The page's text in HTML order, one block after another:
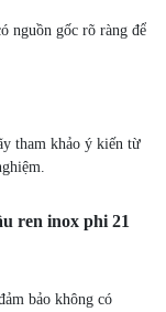
nguồn gốc rõ ràng để
tham khảo ý kiến từ
ren inox phi 21
bảo không có